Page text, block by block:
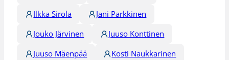
Ilkka Sirola
Jani Parkkinen
Jouko Järvinen
Juuso Konttinen
Juuso Mäenpää
Kosti Naukkarinen